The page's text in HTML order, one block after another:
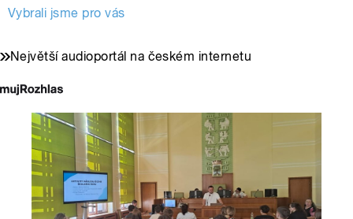
Vybrali jsme pro vás
Největší audioportál na českém internetu